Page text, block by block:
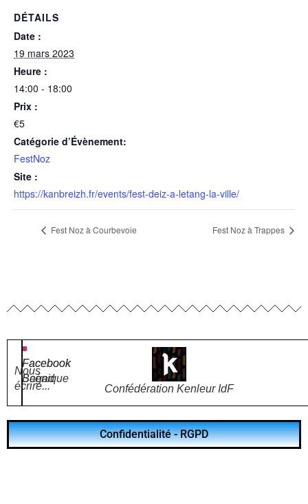
DÉTAILS
Date :
19 mars 2023
Heure :
14:00 - 18:00
Prix :
€5
Catégorie d’Évènement:
FestNoz
Site :
https://kanbreizh.fr/events/fest-deiz-a-letang-la-ville/
Fest Noz à Courbevoie Fest Noz à Trappes
Nous
écrire...
Facebook
Bagad
Facebook
Scénique
Confédération Kenleur IdF
Confidentialité - RGPD